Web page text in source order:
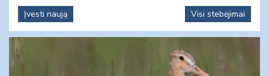
Įvesti naują
Visi stebėjimai